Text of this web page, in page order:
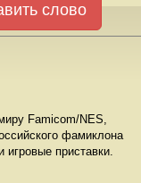
слово
Famicom/NES,
фамиклона
игровые приставки.